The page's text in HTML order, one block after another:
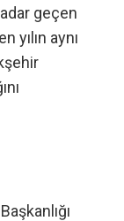
geçen
yılın aynı